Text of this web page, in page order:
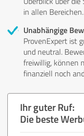
in allen Bereichen.
Unabhängige
ProvenExpert ist
und neutral.
freiwillig, können
finanziell noch
Ihr guter Ruf:
Die beste